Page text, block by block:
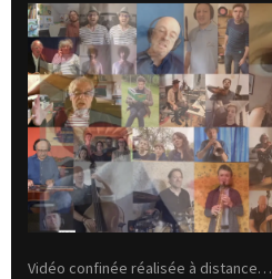
Vidéo confinée réalisée à distance…